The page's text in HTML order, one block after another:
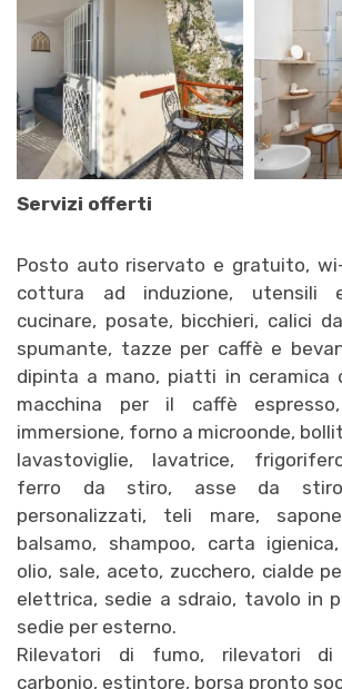
Servizi offerti
Posto auto riservato e gratuito,
cottura ad induzione, utensili
cucinare, posate, bicchieri, calici
spumante, tazze per caffè e
dipinta a mano, piatti in ceramica
macchina per il caffè
immersione, forno a microonde,
lavastoviglie, lavatrice,
ferro da stiro, asse da stiro,
personalizzati, teli mare,
balsamo, shampoo, carta
olio, sale, aceto, zucchero, cialde
elettrica, sedie a sdraio, tavolo in
sedie per esterno.
Rilevatori di fumo, rilevatori di
carbonio, estintore, borsa pronto